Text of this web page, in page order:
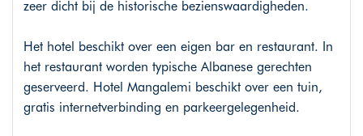
zeer dicht bij de historische bezienswaardigheden.
Het hotel beschikt over een eigen bar en restaurant. In
het restaurant worden typische Albanese gerechten
geserveerd. Hotel Mangalemi beschikt over een tuin,
gratis internetverbinding en parkeergelegenheid.